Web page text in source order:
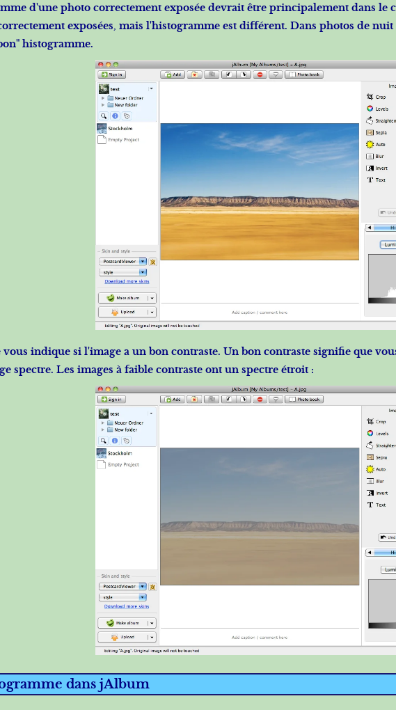
d'une photo correctement exposée devrait être principalement dans
exposées, mais l'histogramme est différent. Dans photos de
histogramme.
indique si l'image a un bon contraste. Un bon contraste signifie que
spectre. Les images à faible contraste ont un spectre étroit :
dans jAlbum